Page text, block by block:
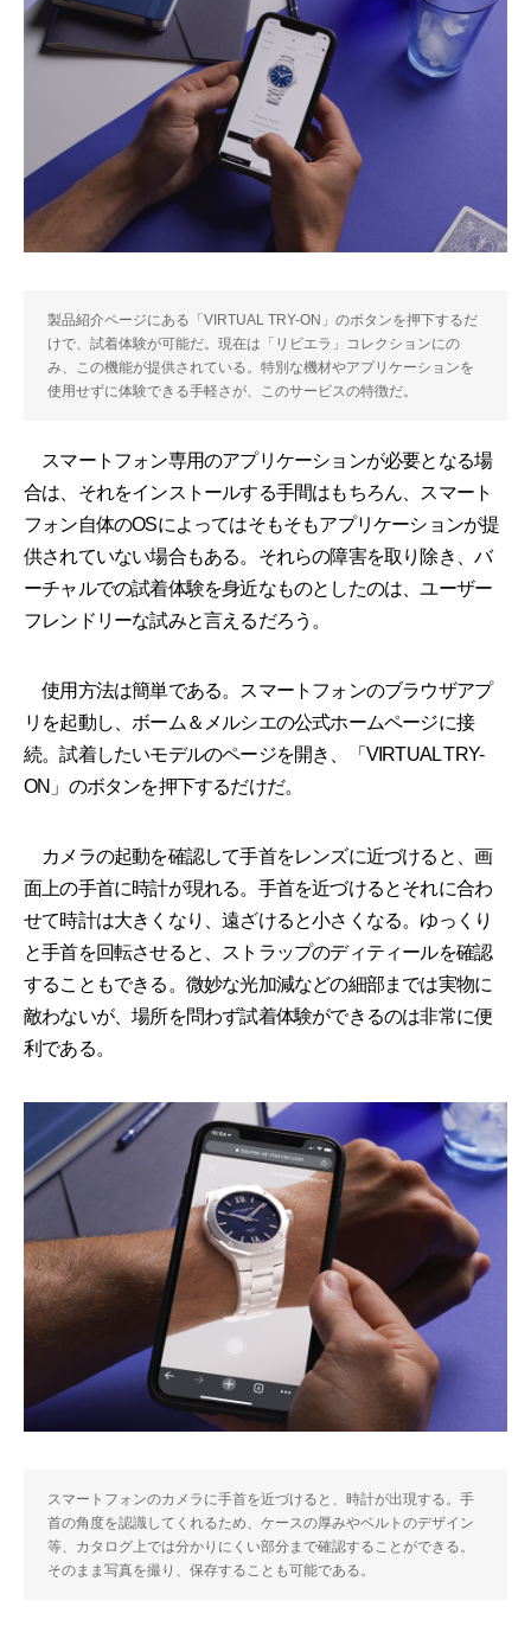
製品紹介ページにある「VIRTUAL TRY-ON」のボタンを押下するだ
けで、試着体験が可能だ。現在は「リビエラ」コレクションにの
み、この機能が提供されている。特別な機材やアプリケーションを
使用せずに体験できる手軽さが、このサービスの特徴だ。
スマートフォン専用のアプリケーションが必要となる場
合は、それをインストールする手間はもちろん、スマート
フォン自体のOSによってはそもそもアプリケーションが提
供されていない場合もある。それらの障害を取り除き、バ
ーチャルでの試着体験を身近なものとしたのは、ユーザー
フレンドリーな試みと言えるだろう。
使用方法は簡単である。スマートフォンのブラウザアプ
リを起動し、ボーム＆メルシエの公式ホームページに接
続。試着したいモデルのページを開き、「VIRTUAL TRY-
ON」のボタンを押下するだけだ。
カメラの起動を確認して手首をレンズに近づけると、画
面上の手首に時計が現れる。手首を近づけるとそれに合わ
せて時計は大きくなり、遠ざけると小さくなる。ゆっくり
と手首を回転させると、ストラップのディティールを確認
することもできる。微妙な光加減などの細部までは実物に
敵わないが、場所を問わず試着体験ができるのは非常に便
利である。
スマートフォンのカメラに手首を近づけると、時計が出現する。手
首の角度を認識してくれるため、ケースの厚みやベルトのデザイン
等、カタログ上では分かりにくい部分まで確認することができる。
そのまま写真を撮り、保存することも可能である。